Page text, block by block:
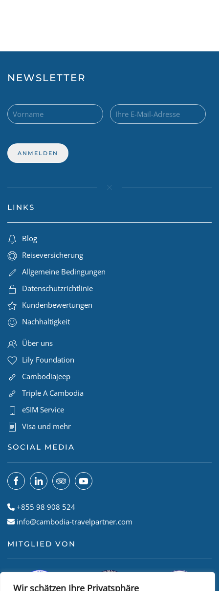
Wir schätzen Ihre Privatsphäre
NEWSLETTER
LINKS
Blog
Reiseversicherung
Allgemeine Bedingungen
Datenschutzrichtlinie
Kundenbewertungen
Nachhaltigkeit
Über uns
Lily Foundation
Cambodiajeep
Triple A Cambodia
eSIM Service
Visa und mehr
SOCIAL MEDIA
+855 98 908 524
info@cambodia-travelpartner.com
MITGLIED VON